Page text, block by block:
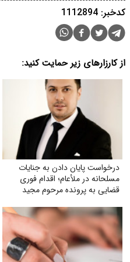
کدخبر: 1112894
از کارزارهای زیر حمایت کنید:
درخواست پایان دادن به جنایات
مسلحانه در ملأعام؛ اقدام فوری
قضایی به پرونده مرحوم مجید